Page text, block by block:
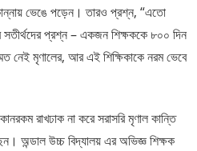
ভেঙে পড়েন। তারও প্রশ্ন, “এতো
প্রশ্ন – একজন শিক্ষককে ৮০০ দিন
নেই মৃণালের, আর এই শিক্ষিকাকে নরম ভেবে
রাখঢাক না করে সরাসরি মৃণাল কান্তি
অন্ডাল উচ্চ বিদ্যালয় এর অভিজ্ঞ শিক্ষক